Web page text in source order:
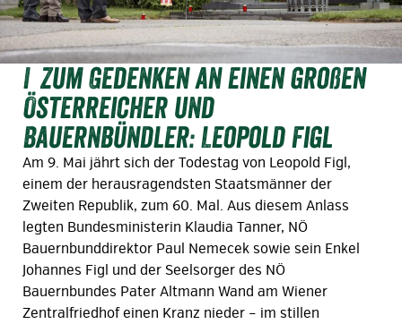
Zum Gedenken an einen großen
Österreicher und
Bauernbündler: Leopold Figl
Am 9. Mai jährt sich der Todestag von Leopold Figl,
einem der herausragendsten Staatsmänner der
Zweiten Republik, zum 60. Mal. Aus diesem Anlass
legten Bundesministerin Klaudia Tanner, NÖ
Bauernbunddirektor Paul Nemecek sowie sein Enkel
Johannes Figl und der Seelsorger des NÖ
Bauernbundes Pater Altmann Wand am Wiener
Zentralfriedhof einen Kranz nieder – im stillen